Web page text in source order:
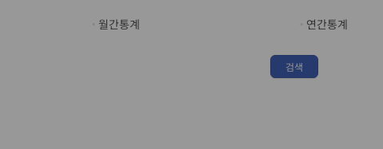
월간통계 연간통계
검색